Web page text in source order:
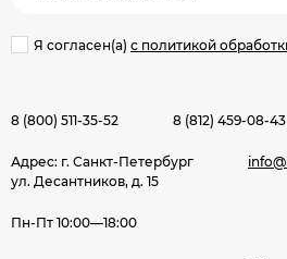
Я согласен(a) с политикой
8 (800) 511-35-52 8 (812) 459-08-43
Адрес: г. Санкт-Петербург
ул. Десантников, д. 15
Пн-Пт 10:00—18:00